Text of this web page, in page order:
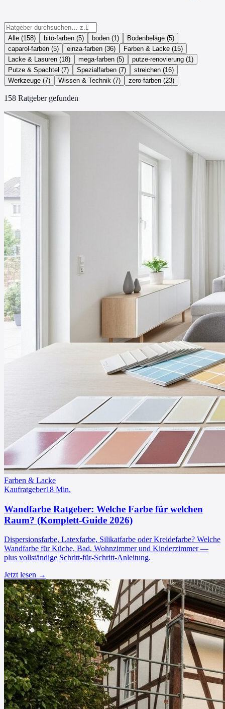
Alle (158) bito-farben (5) boden (1 ) Bodenbeläge (5)
caparol-farben (5) einza-farben (36) Farben & Lacke (15)
Lacke & Lasuren (18) mega-farben (5) putze-renovierung (1 )
Putze & Spachtel (7) Spezialfarben (7) streichen (16)
Werkzeuge (7) Wissen & Technik (7) zero-farben (23)
158 Ratgebergefunden
Farben & Lacke
Kaufratgeber18 Min.
Wandfarbe Ratgeber: Welche Farbe für welchen
Raum? (Komplett-Guide 2026)
Dispersionsfarbe, Latexfarbe, Silikatfarbe oder Kreidefarbe? Welche
Wandfarbe für Küche, Bad, Wohnzimmer und Kinderzimmer —
plus vollständige Schritt-für-Schritt-Anleitung.
Jetzt lesen →